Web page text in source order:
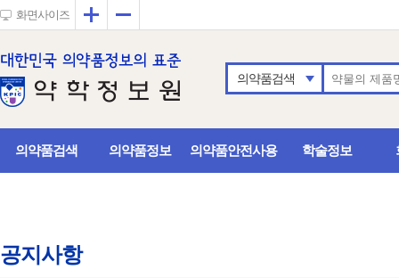
화면사이즈 확대
의약품검색
의약품검색 의약품정보 의약품안전사용 학술정보
공지사항